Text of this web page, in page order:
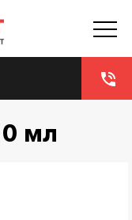
phone_in_talk
мл